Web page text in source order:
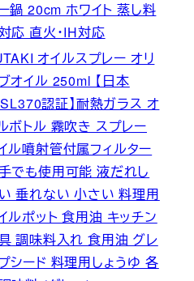
鍋 20cm ホワイト 蒸し料
応 直火・IH対応
オイルスプレー オリ
オイル 250ml 【日本
認証】耐熱ガラス オ
ボトル 霧吹き スプレー
ル噴射管付属フィルター
でも使用可能 液だれし
垂れない 小さい 料理用
ルポット 食用油 キッチン
調味料入れ 食用油 グレ
シード 料理用しょうゆ 各